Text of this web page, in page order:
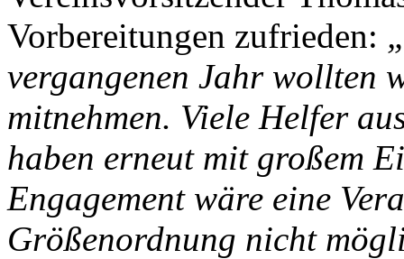
Vorbereitungen zufrieden:
vergangenen Jahr wollten
mitnehmen. Viele Helfer
haben erneut mit großem
Engagement wäre eine
Größenordnung nicht